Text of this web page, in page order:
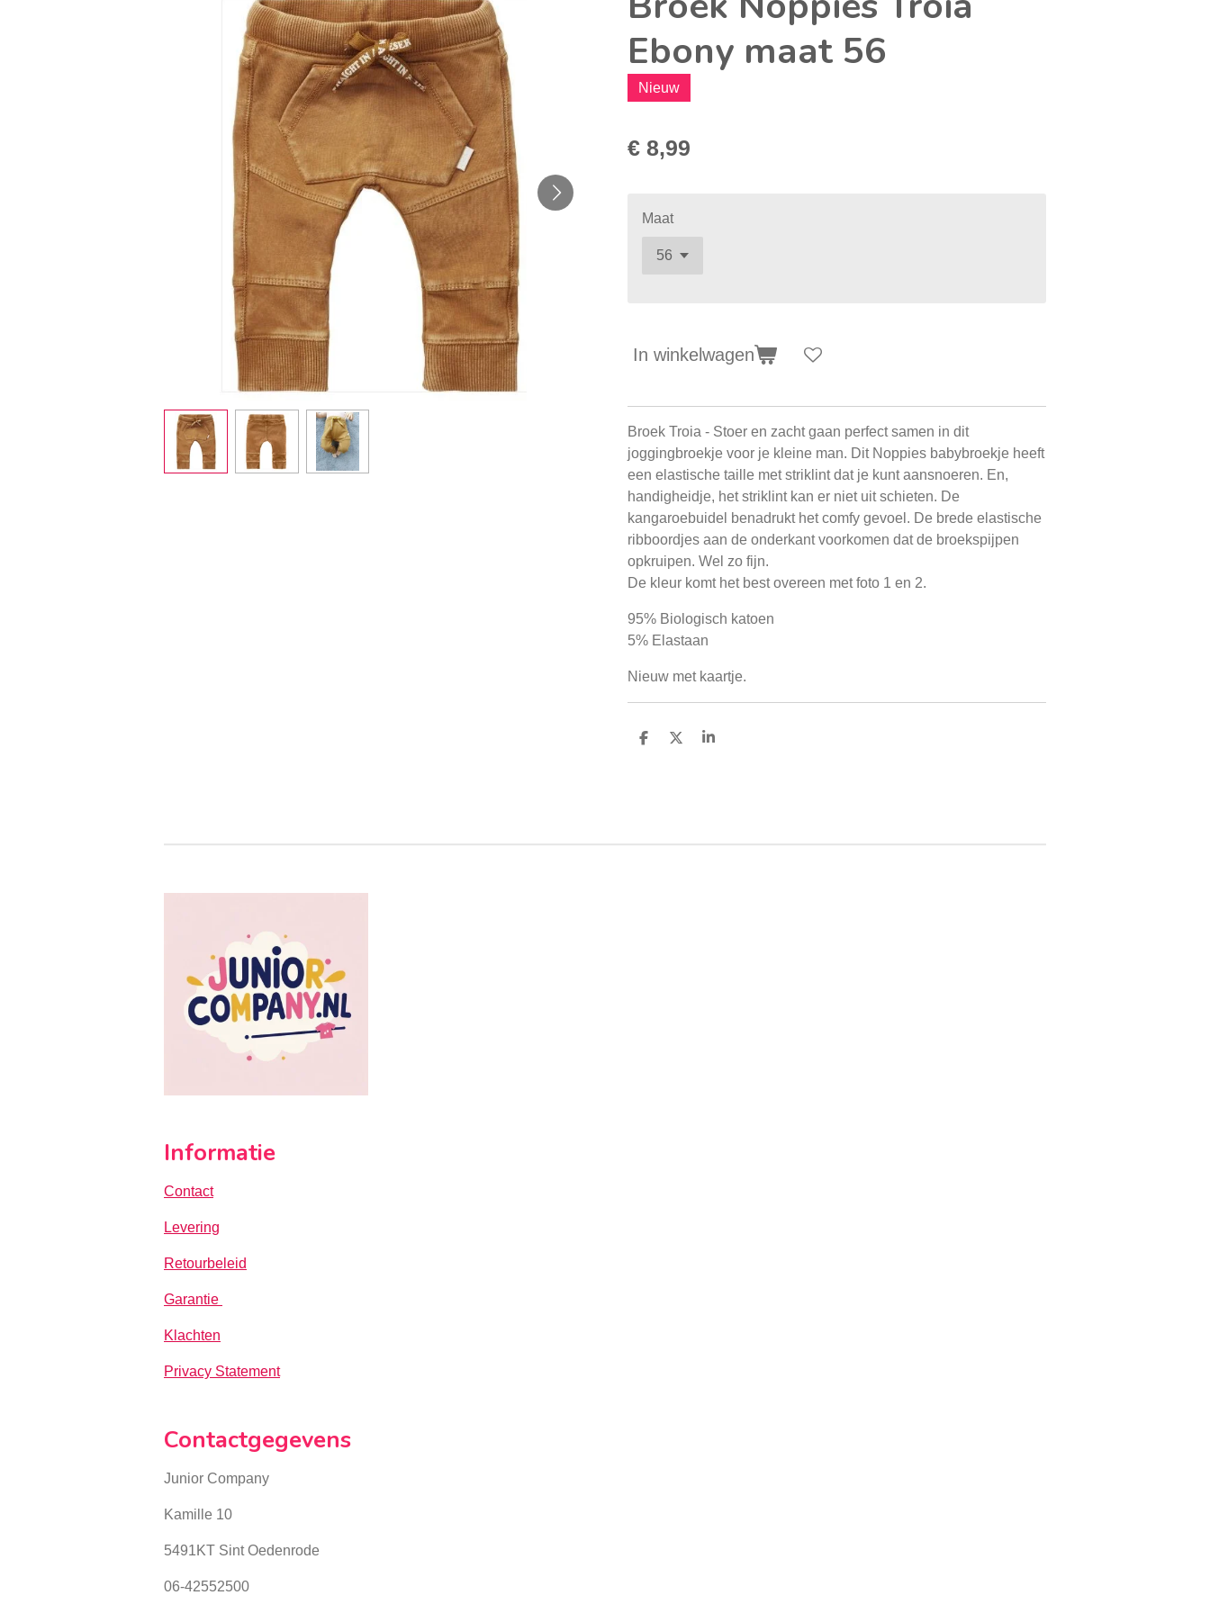
Ebony maat 56
Nieuw
€ 8,99
Maat
In winkelwagen
Broek Troia - Stoer en zacht gaan perfect samen in dit
joggingbroekje voor je kleine man. Dit Noppies babybroekje heeft
een elastische taille met striklint dat je kunt aansnoeren. En,
handigheidje, het striklint kan er niet uit schieten. De
kangaroebuidel benadrukt het comfy gevoel. De brede elastische
ribboordjes aan de onderkant voorkomen dat de broekspijpen
opkruipen. Wel zo fijn.
De kleur komt het best overeen met foto 1 en 2.
95% Biologisch katoen
5% Elastaan
Nieuw met kaartje.
D
D
S
Informatie
Contact
Levering
Retourbeleid
Garantie
Klachten
Privacy Statement
Contactgegevens
Junior Company
Kamille 10
5491KT Sint Oedenrode
06-42552500